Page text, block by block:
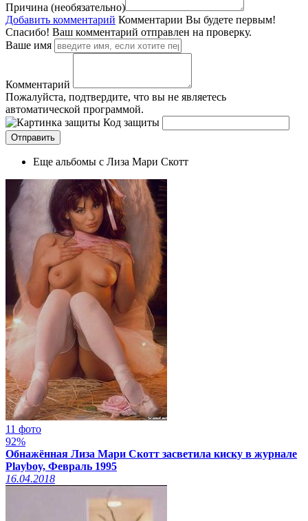
Причина (необязательно)
Добавить комментарий Комментарии Вы будете первым!
Спасибо! Ваш комментарий отправлен на проверку.
Ваше имя
Комментарий
Пожалуйста, подтвердите, что вы не являетесь
автоматической программой.
Код защиты
Еще альбомы с Лиза Мари Скотт
11 фото
92%
Обнажённая Лиза Мари Скотт засветила киску в журнале
Playboy, Февраль 1995
16.04.2018